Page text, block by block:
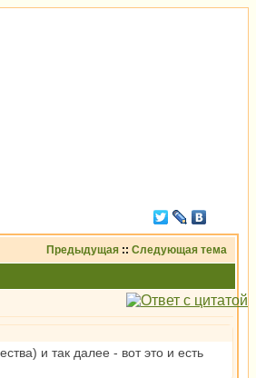
Предыдущая :: Следующая тема
и так далее - вот это и есть